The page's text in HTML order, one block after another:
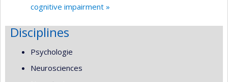
cognitive impairment »
Disciplines
Psychologie
Neurosciences